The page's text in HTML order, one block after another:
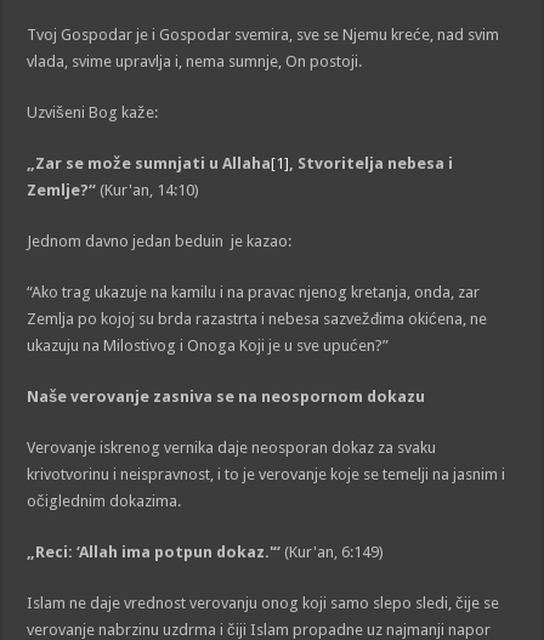
Tvoj Gospodar je i Gospodar svemira, sve se Njemu kreće, nad svim
vlada, svime upravlja i, nema sumnje, On postoji.
Uzvišeni Bog kaže:
„Zar se može sumnjati u Allaha[1] , Stvoritelja nebesa i
Zemlje?“ (Kur'an, 14:10)
Jednom davno jedan beduin je kazao:
“Ako trag ukazuje na kamilu i na pravac njenog kretanja, onda, zar
Zemlja po kojoj su brda razastrta i nebesa sazvežđima okićena, ne
ukazuju na Milostivog i Onoga Koji je u sve upućen?”
Naše verovanje zasniva se na neospornom dokazu
Verovanje iskrenog vernika daje neosporan dokaz za svaku
krivotvorinu i neispravnost, i to je verovanje koje se temelji na jasnim i
očiglednim dokazima.
„Reci: ‘Allah ima potpun dokaz.'“ (Kur'an, 6:149)
Islam ne daje vrednost verovanju onog koji samo slepo sledi, čije se
verovanje nabrzinu uzdrma i čiji Islam propadne uz najmanji napor